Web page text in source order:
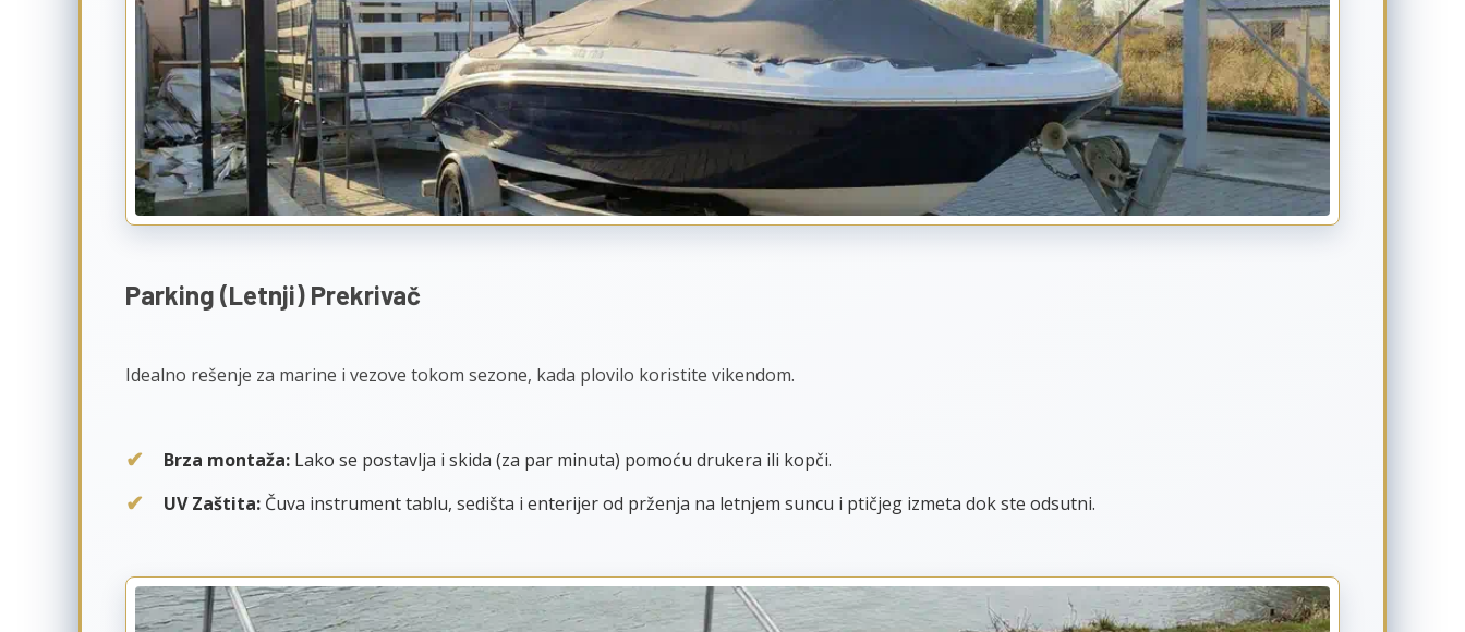
Parking (Letnji) Prekrivač
Idealno rešenje za marine i vezove tokom sezone, kada plovilo koristite vikendom.
Brza montaža: Lako se postavlja i skida (za par minuta) pomoću drukera ili kopči.
UV Zaštita: Čuva instrument tablu, sedišta i enterijer od prženja na letnjem suncu i ptičjeg izmeta dok ste odsutni.